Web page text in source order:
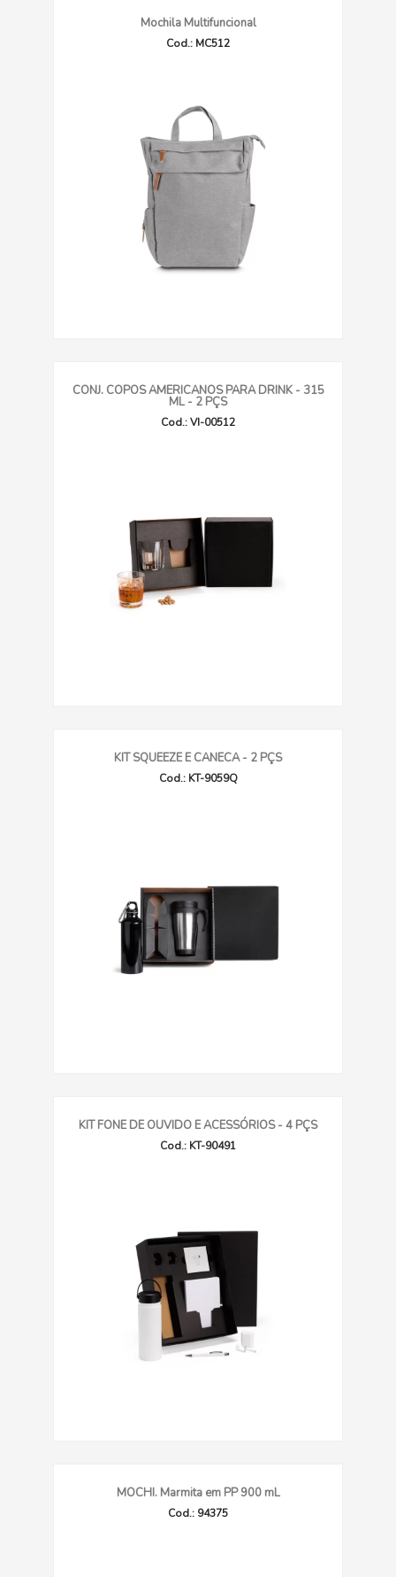
Mochila Multifuncional
Cod.: MC512
CONJ. COPOS AMERICANOS PARA DRINK - 315
ML - 2 PÇS
Cod.: VI-00512
KIT SQUEEZE E CANECA - 2 PÇS
Cod.: KT-9059Q
KIT FONE DE OUVIDO E ACESSÓRIOS - 4 PÇS
Cod.: KT-90491
MOCHI. Marmita em PP 900 mL
Cod.: 94375